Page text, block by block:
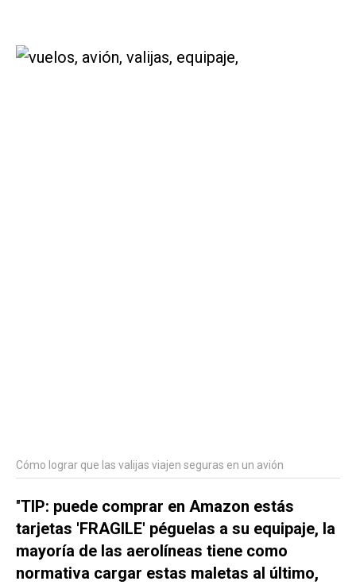
Cómo lograr que las valijas viajen seguras en un avión
"TIP: puede comprar en Amazon estás
tarjetas 'FRAGILE' péguelas a su equipaje, la
mayoría de las aerolíneas tiene como
normativa cargar estas maletas al último,